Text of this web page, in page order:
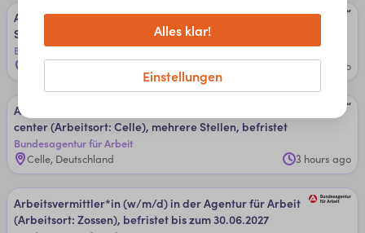
Ar­beits­ver­mitt­ler*in (w/m/d) im Job­cen­ter (­Ar­beits­or­t
Strau­bin­g)
Bundesagentur für Arbeit
Straubing, Deutschland 3 hours ago
Ar­beits­ver­mitt­ler / ­Ar­beits­ver­mitt­le­rin (w/m/d) im Job­
cen­ter (­Ar­beits­or­t: Cel­le), ­meh­re­re ­Stel­len, ­be­fris­tet
Bundesagentur für Arbeit
Celle, Deutschland 3 hours ago
Ar­beits­ver­mitt­ler*in (w/m/d) in ­der Agen­tur ­für ­Ar­beit
(­Ar­beits­or­t: Zos­sen), ­be­fris­te­t ­bis zu­m 30.06.2027
Einstellungen
Alles klar!